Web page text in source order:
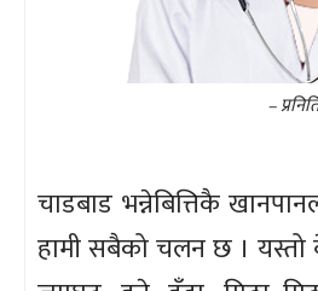
–
चाडबाड भन्नेबित्तिकै
हामी सबैको चलन छ । यस्तो